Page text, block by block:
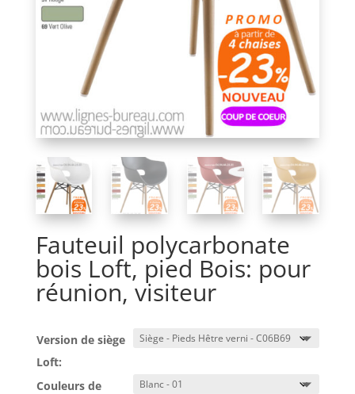
Fauteuil polycarbonate
bois Loft, pied Bois: pour
réunion, visiteur
Version de siège
Loft:
Couleurs de